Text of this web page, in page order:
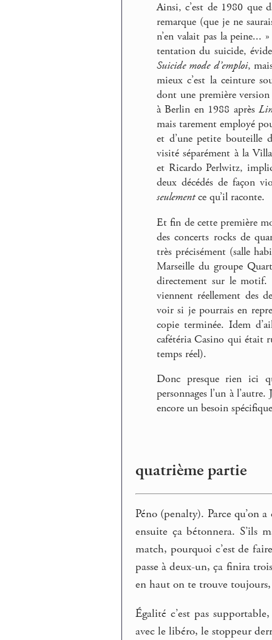
Ainsi, c’est de 1980 que
remarque (que je ne
n’en valait pas la peine...
tentation du suicide,
Suicide mode d’emploi,
mieux c’est la ceinture
dont une première
à Berlin en 1988 après
mais tarement employé
et d’une petite bouteille
visité séparément à la
et Ricardo Perlwitz,
deux décédés de façon
seulementce qu’il raconte.
Et fin de cette première
des concerts rocks de
très précisément (salle
Marseille du groupe
directement sur le motif.
viennent réellement des
voir si je pourrais en
copie terminée. Idem
cafétéria Casino qui était
temps réel).
Donc presque rien ici
personnages l’un à
encore un besoin
quatrième partie
Péno (penalty). Parce qu’on
ensuite ça bétonnera. S’ils
match, pourquoi c’est de
passe à deux-un, ça finira
en haut on te trouve
Égalité c’est pas
avec le libéro, le stoppeur